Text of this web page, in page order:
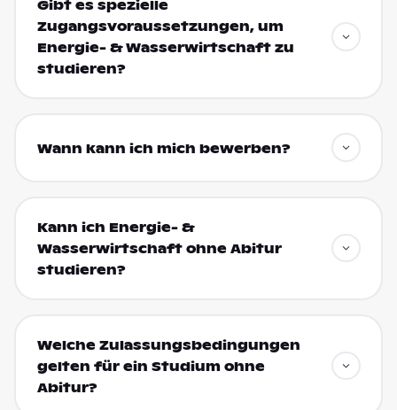
Gibt es spezielle
Zugangsvoraussetzungen, um
Energie- & Wasserwirtschaft zu
studieren?
Wann kann ich mich bewerben?
Kann ich Energie- &
Wasserwirtschaft ohne Abitur
studieren?
Welche Zulassungsbedingungen
gelten für ein Studium ohne
Abitur?